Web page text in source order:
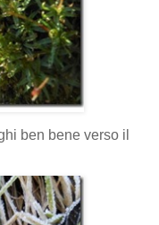
ben bene verso il